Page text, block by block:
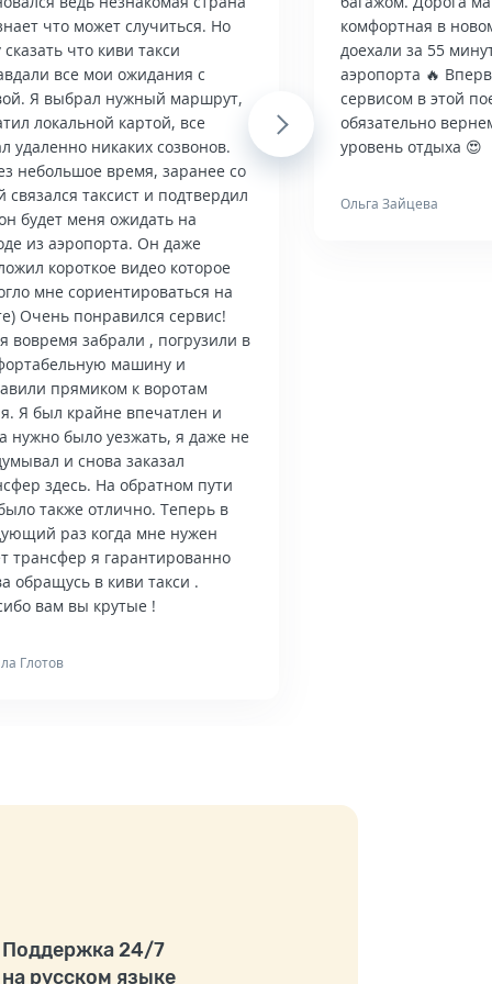
что может случиться. Но
сказать что киви такси
все мои ожидания с
Я выбрал нужный маршрут,
локальной картой, все
удаленно никаких созвонов.
небольшое время, заранее со
связался таксист и подтвердил
будет меня ожидать на
из аэропорта. Он даже
короткое видео которое
мне сориентироваться на
Очень понравился сервис!
вовремя забрали , погрузили в
машину и
прямиком к воротам
Я был крайне впечатлен и
нужно было уезжать, я даже не
и снова заказал
здесь. На обратном пути
также отлично. Теперь в
раз когда мне нужен
трансфер я гарантированно
обращусь в киви такси .
вам вы крутые !
Глотов
комфортная в
доехали за 55
аэропорта 🔥
сервисом в этой
обязательно
уровень отдыха 😍
Ольга Зайцева
Next
Поддержка 24/7
на русском языке